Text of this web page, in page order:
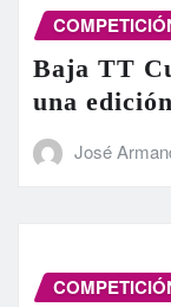
Baja TT
una
José